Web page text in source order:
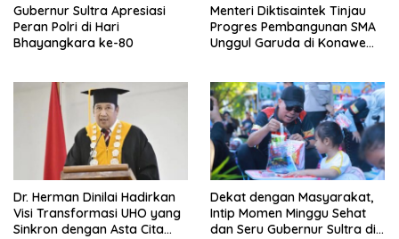
Gubernur Sultra Apresiasi
Peran Polri di Hari
Bhayangkara ke-80
Menteri Diktisaintek Tinjau
Progres Pembangunan SMA
Unggul Garuda di Konawe
Dr. Herman Dinilai Hadirkan
Visi Transformasi UHO yang
Sinkron dengan Asta Cita
Dekat dengan Masyarakat,
Intip Momen Minggu Sehat
dan Seru Gubernur Sultra di